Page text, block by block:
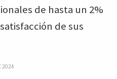
de hasta un 2%
de sus
2024